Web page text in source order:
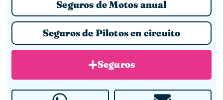
Seguros de Motos anual
Seguros de Pilotos en circuito
Seguros